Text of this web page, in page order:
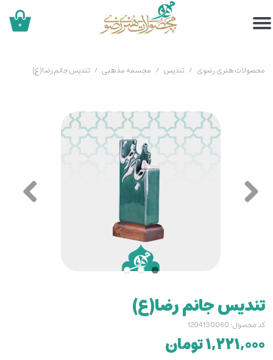
۰
محصولات هنری رضوی تندیس مجسمه مذهبی تندیس جانم رضا(ع)
تندیس جانم رضا(ع)
کد محصول: 1204130060
۱,۲۲۱,۰۰۰ تومان